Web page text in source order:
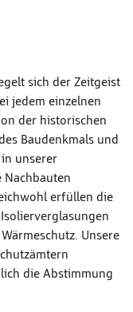
sich der Zeitgeist
jedem einzelnen
der historischen
Baudenkmals und
in unserer
erfüllen die
Unsere
die Abstimmung